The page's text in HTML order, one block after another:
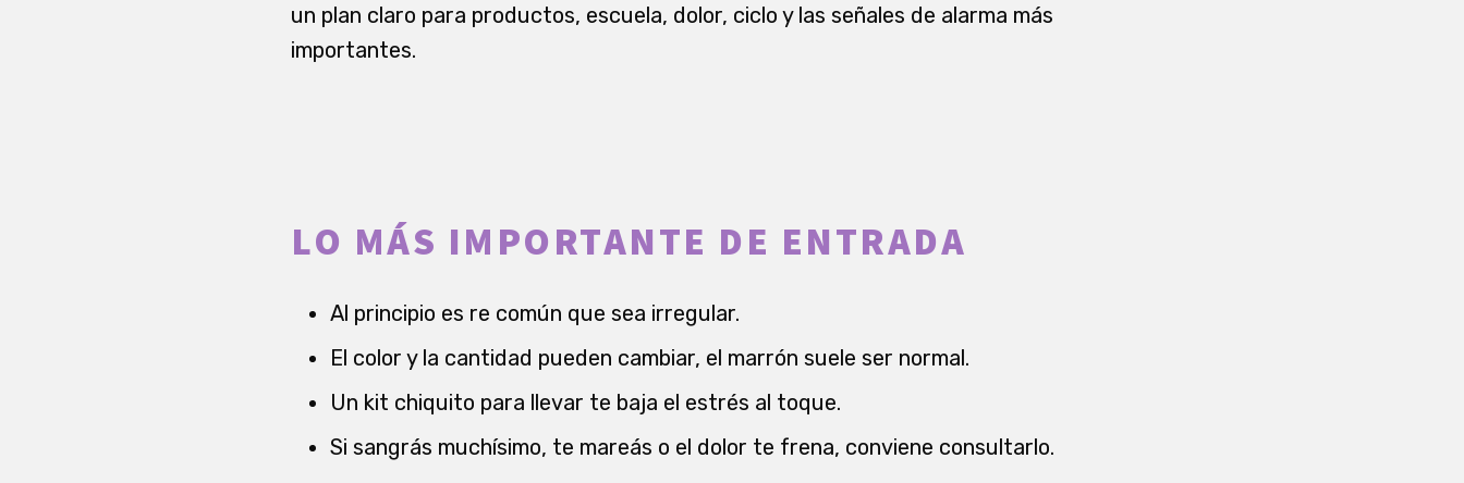
un plan claro para productos, escuela, dolor, ciclo y las señales de alarma más
importantes.
LO MÁS IMPORTANTE DE ENTRADA
Al principio es re común que sea irregular.
El color y la cantidad pueden cambiar, el marrón suele ser normal.
Un kit chiquito para llevar te baja el estrés al toque.
Si sangrás muchísimo, te mareás o el dolor te frena, conviene consultarlo.